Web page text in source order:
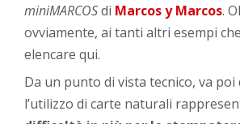
miniMARCOSdi Marcos y Marcos.
ovviamente, ai tanti altri esempi
elencare qui.
Da un punto di vista tecnico, va poi
l’utilizzo di carte naturali